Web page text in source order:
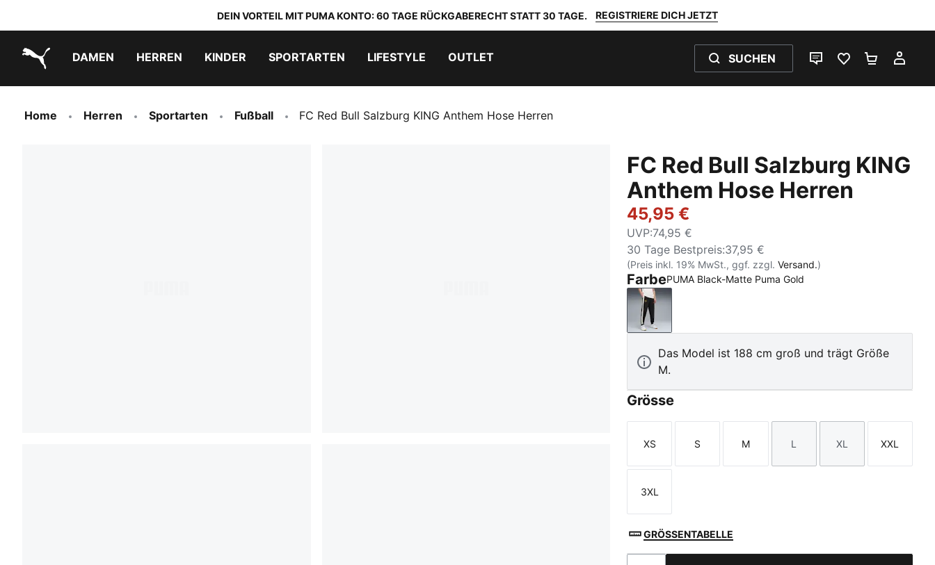
DEIN VORTEIL MIT PUMA KONTO: 60 TAGE RÜCKGABERECHT STATT 30 TAGE. REGISTRIERE DICH JETZT
DAMEN HERREN KINDER SPORTARTEN LIFESTYLE OUTLET SUCHEN
LIVE-CHATFAVORITEN 0
Home Herren Sportarten Fußball FC Red Bull Salzburg KING Anthem Hose Herren
FC Red Bull Salzburg KING
Anthem Hose Herren
45,95 €
UVP:74,95 €
30 Tage Bestpreis:37,95 €
(Preis inkl. 19% MwSt., ggf. zzgl.Versand.)
FarbePUMA Black-Matte Puma Gold
PUMA Black-Matte Puma Gold
Das Model ist 188 cm groß und trägt Größe
M.
Grösse
Größe
XS
Größe
S
Größe
M
Größe
L
Größe
XL
Größe
XXL
Größe
3XL
GRÖSSENTABELLE